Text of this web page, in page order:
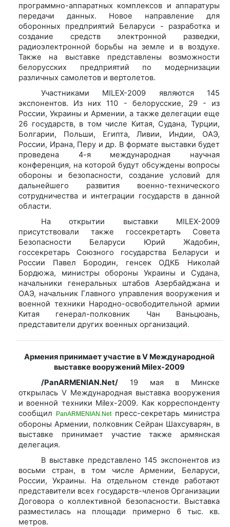
программно-аппаратных комплексов и аппаратуры
передачи данных. Новое направление для
оборонных предприятий Беларуси - разработка и
создание средств электронной разведки,
радиоэлектронной борьбы на земле и в воздухе.
Также на выставке представлены возможности
белорусских предприятий по модернизации
различных самолетов и вертолетов.
Участниками MILEX-2009 являются 145
экспонентов. Из них 110 - белорусские, 29 - из
России, Украины и Армении, а также делегации еще
26 государств, в том числе Китая, Судана, Турции,
Болгарии, Польши, Египта, Ливии, Индии, ОАЭ,
России, Ирана, Перу и др. В формате выставки будет
проведена 4-я международная научная
конференция, на которой будут обсуждены вопросы
обороны и безопасности, создание условий для
дальнейшего развития военно-технического
сотрудничества и интеграции государств в данной
области.
На открытии выставки MILEX-2009
присутствовали также госсекретарть Совета
Безопасности Беларуси Юрий Жадобин,
госсекретарь Союзного государства Беларуси и
России Павел Бородин, генсек ОДКБ Николай
Бордюжа, министры обороны Украины и Судана,
начальники генеральных штабов Азербайджана и
ОАЭ, начальник Главного управления вооружения и
военной техники Народно-освободительной армии
Китая генерал-полковник Чан Ваньцюань,
представители других военных организаций.
Армения принимает участие в V Международной
выставке вооружений Milex-2009
/PanARMENIAN.Net/ 19 мая в Минске
открылась V Международная выставка вооружения
и военной техники Milex-2009. Как корреспонденту
сообщил
PanARMENIAN.Netпресс-секретарь министра
обороны Армении, полковник Сейран Шахсуварян, в
выставке принимает участие также армянская
делегация.
В выставке представлено 145 экспонентов из
восьми стран, в том числе Армении, Беларуси,
России, Украины. На отдельном стенде работают
представители всех государств-членов Организации
Договора о коллективной безопасности. Выставка
разместилась на площади примерно 6 тыс. кв.
метров.